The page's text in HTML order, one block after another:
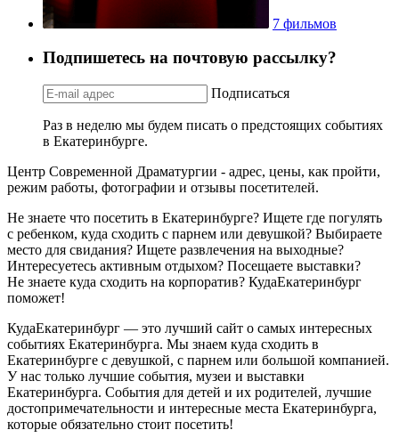
7 фильмов
Подпишетесь на почтовую рассылку?
Подписаться
Раз в неделю мы будем писать о предстоящих событиях
в Екатеринбурге.
Центр Современной Драматургии - адрес, цены, как пройти,
режим работы, фотографии и отзывы посетителей.
Не знаете что посетить в Екатеринбурге? Ищете где погулять
с ребенком, куда сходить с парнем или девушкой? Выбираете
место для свидания? Ищете развлечения на выходные?
Интересуетесь активным отдыхом? Посещаете выставки?
Не знаете куда сходить на корпоратив? КудаЕкатеринбург
поможет!
КудаЕкатеринбург — это лучший сайт о самых интересных
событиях Екатеринбурга. Мы знаем куда сходить в
Екатеринбурге с девушкой, с парнем или большой компанией.
У нас только лучшие события, музеи и выставки
Екатеринбурга. События для детей и их родителей, лучшие
достопримечательности и интересные места Екатеринбурга,
которые обязательно стоит посетить!